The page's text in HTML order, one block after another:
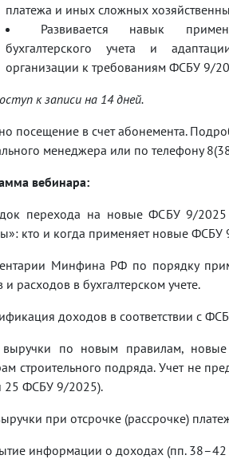
платежа и иных сложных
Развивается навык
бухгалтерского учета и
организации к требованиям ФСБУ 9/
к записи на 14 дней.
посещение в счет абонемента.
менеджера или по телефону
вебинара:
перехода на новые ФСБУ 9/
кто и когда применяет новые
Минфина РФ по порядку
и расходов в бухгалтерском учете.
доходов в соответствии с
по новым правилам,
строительного подряда. Учет не
25 ФСБУ 9/2025).
при отсрочке (рассрочке)
информации о доходах (пп.